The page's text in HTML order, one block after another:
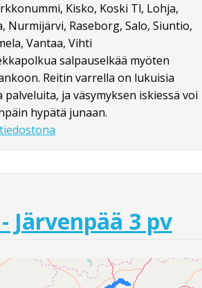
Kisko, Koski Tl, Lohja,
Nurmijärvi, Raseborg, Salo, Siuntio,
Vantaa, Vihti
salpauselkää myöten
Reitin varrella on lukuisia
palveluita, ja väsymyksen iskiessä voi
hypätä junaan.
Järvenpää 3 pv